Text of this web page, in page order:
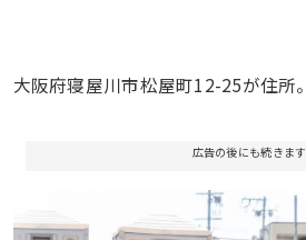
大阪府寝屋川市松屋町12-25が住所。
広告の後にも続きます